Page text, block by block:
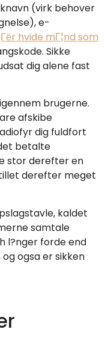
(virk behover
e-
hvide mГ¦nd som
Sikke
dig alene fast
brugerne.
afskibe
dig fuldfort
betalte
stor derefter en
derefter meget
kaldet
samtale
l?nger forde end
ogsa er sikken